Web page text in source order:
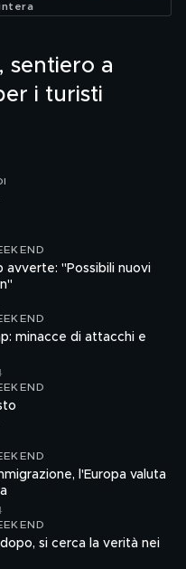
sentiero a
i turisti
avverte: "Possibili nuovi
minacce di attacchi e
l'Europa valuta
dopo, si cerca la verità nei